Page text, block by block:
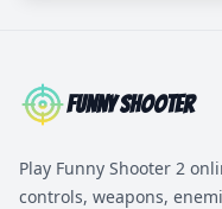
Funny Shooter
Play Funny Shooter 2
controls, weapons,